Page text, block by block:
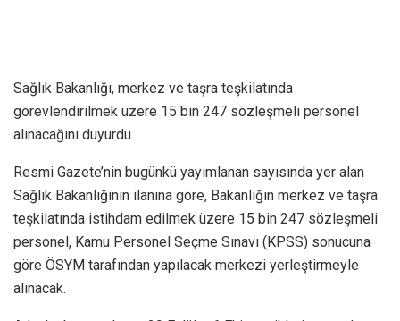
Sağlık Bakanlığı, merkez ve taşra teşkilatında
görevlendirilmek üzere 15 bin 247 sözleşmeli personel
alınacağını duyurdu.
Resmi Gazete’nin bugünkü yayımlanan sayısında yer alan
Sağlık Bakanlığının ilanına göre, Bakanlığın merkez ve taşra
teşkilatında istihdam edilmek üzere 15 bin 247 sözleşmeli
personel, Kamu Personel Seçme Sınavı (KPSS) sonucuna
göre ÖSYM tarafından yapılacak merkezi yerleştirmeyle
alınacak.